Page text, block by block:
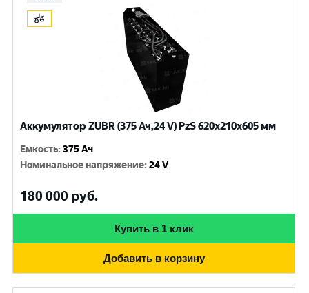
Аккумулятор ZUBR (375 Ач,24 V) PzS 620x210x605 мм
Емкость:375 Ач
Номинальное напряжение:24 V
180 000 руб.
Купить в 1 клик
Добавить в корзину